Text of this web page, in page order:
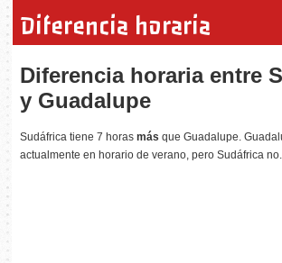
Diferencia horaria
Diferencia horaria entre
y Guadalupe
Sudáfrica tiene 7 horasmás que Guadalupe.
actualmente en horario de verano, pero Sudáfrica no.